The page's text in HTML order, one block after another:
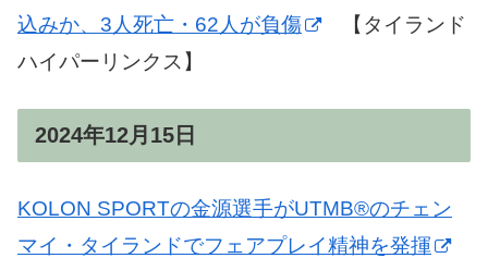
込みか、3人死亡・62人が負傷
【タイランド
ハイパーリンクス】
2024年12月15日
KOLON SPORTの金源選手がUTMB®のチェン
マイ・タイランドでフェアプレイ精神を発揮